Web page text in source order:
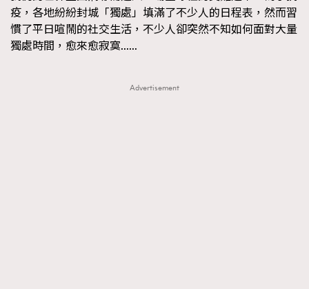
AFrenchMind 3
DressLikeAParisienne 1
EmpowerF
#FigaroExhibition 群星力撐MF X Leung Mo《See
You In My Dream》展覽
疫，各地紛紛封城「獨處」填滿了不少人的日程表，然而習
慣了平日喧鬧的社交生活，不少人卻突然不知如何面對大量
獨處時間，愈來愈寂寞……
Advertisement